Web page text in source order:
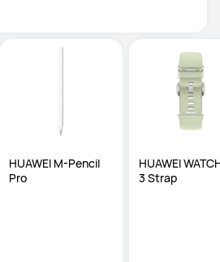
HUAWEI M-Pencil
Pro
HUAWEI
3 Strap